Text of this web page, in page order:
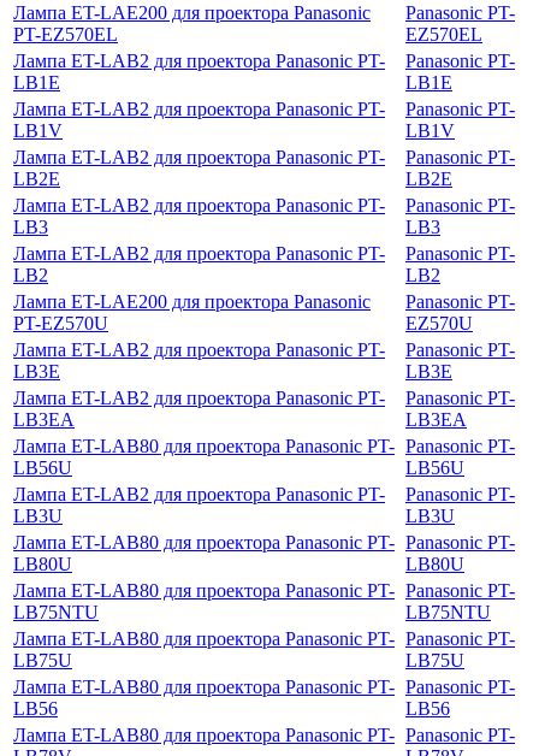
Лампа ET-LAE200 для проектора Panasonic
PT-EZ570EL
Panasonic PT-
EZ570EL
Лампа ET-LAB2 для проектора Panasonic PT-
LB1E
Panasonic PT-
LB1E
Лампа ET-LAB2 для проектора Panasonic PT-
LB1V
Panasonic PT-
LB1V
Лампа ET-LAB2 для проектора Panasonic PT-
LB2E
Panasonic PT-
LB2E
Лампа ET-LAB2 для проектора Panasonic PT-
LB3
Panasonic PT-
LB3
Лампа ET-LAB2 для проектора Panasonic PT-
LB2
Panasonic PT-
LB2
Лампа ET-LAE200 для проектора Panasonic
PT-EZ570U
Panasonic PT-
EZ570U
Лампа ET-LAB2 для проектора Panasonic PT-
LB3E
Panasonic PT-
LB3E
Лампа ET-LAB2 для проектора Panasonic PT-
LB3EA
Panasonic PT-
LB3EA
Лампа ET-LAB80 для проектора Panasonic PT-
LB56U
Panasonic PT-
LB56U
Лампа ET-LAB2 для проектора Panasonic PT-
LB3U
Panasonic PT-
LB3U
Лампа ET-LAB80 для проектора Panasonic PT-
LB80U
Panasonic PT-
LB80U
Лампа ET-LAB80 для проектора Panasonic PT-
LB75NTU
Panasonic PT-
LB75NTU
Лампа ET-LAB80 для проектора Panasonic PT-
LB75U
Panasonic PT-
LB75U
Лампа ET-LAB80 для проектора Panasonic PT-
LB56
Panasonic PT-
LB56
Лампа ET-LAB80 для проектора Panasonic PT- Panasonic PT-